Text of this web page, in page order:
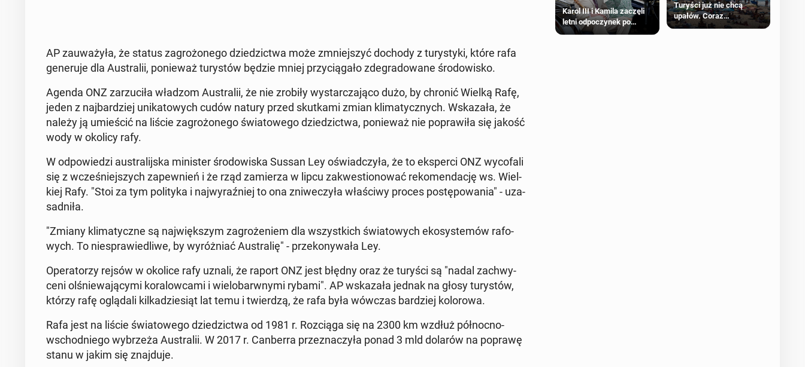
AP za­uwa­ży­ła, że status za­gro­żo­ne­go dzie­dzic­twa może zmniej­szyć dochody z tu­ry­sty­ki, które rafa
ge­ne­ru­je dla Au­stra­lii, po­nie­waż tu­ry­stów będzie mniej przy­cią­ga­ło zde­gra­do­wa­ne śro­do­wi­sko.
Agenda ONZ za­rzu­ci­ła władzom Au­stra­lii, że nie zrobiły wy­star­cza­ją­co dużo, by chronić Wielką Rafę,
jeden z naj­bar­dziej uni­ka­to­wych cudów natury przed skut­ka­mi zmian kli­ma­tycz­nych. Wska­za­ła, że
należy ją umie­ścić na liście za­gro­żo­ne­go świa­to­we­go dzie­dzic­twa, po­nie­waż nie po­pra­wi­ła się jakość
wody w okolicy rafy.
W od­po­wie­dzi au­stra­lij­ska mi­ni­ster śro­do­wi­ska Sussan Ley oświad­czy­ła, że to eks­per­ci ONZ wy­co­fa­li
się z wcze­śniej­szych za­pew­nień i że rząd za­mie­rza w lipcu za­kwe­stio­no­wać re­ko­men­da­cję ws. Wiel­
kiej Rafy. "Stoi za tym po­li­ty­ka i naj­wy­raź­niej to ona zni­we­czy­ła wła­ści­wy proces po­stę­po­wa­nia" - uza­
sad­ni­ła.
"Zmiany kli­ma­tycz­ne są naj­więk­szym za­gro­że­niem dla wszyst­kich świa­to­wych eko­sys­te­mów ra­fo­
wych. To nie­spra­wie­dli­we, by wy­róż­niać Au­stra­lię" - prze­ko­ny­wa­ła Ley.
Ope­ra­to­rzy rejsów w okolice rafy uznali, że raport ONZ jest błędny oraz że turyści są "nadal za­chwy­
ce­ni olśnie­wa­ją­cy­mi ko­ra­low­ca­mi i wie­lo­barw­ny­mi rybami". AP wska­za­ła jednak na głosy tu­ry­stów,
którzy rafę oglą­da­li kil­ka­dzie­siąt lat temu i twier­dzą, że rafa była wówczas bar­dziej ko­lo­ro­wa.
Rafa jest na liście świa­to­we­go dzie­dzic­twa od 1981 r. Roz­cią­ga się na 2300 km wzdłuż pół­noc­no-
wschod­nie­go wy­brze­ża Au­stra­lii. W 2017 r. Can­ber­ra prze­zna­czy­ła ponad 3 mld dolarów na poprawę
stanu w jakim się znaj­du­je.
Karol III i Kamila zaczęli
letni odpoczynek po
Igrzyskach Wspólnoty w
Turyści już nie chcą
upałów. Coraz
popularniejsze